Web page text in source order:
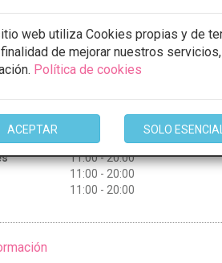
web utiliza Cookies propias y de
de mejorar nuestros
Política de cookies
ACEPTAR SOLO
desde 30€
con5% de descuento *
11:00 - 20:00
11:00 - 20:00
11:00 - 20:00
11:00 - 20:00
11:00 - 20:00